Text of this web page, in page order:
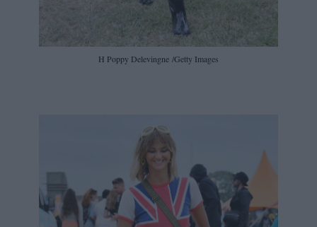
H Poppy Delevingne /Getty Images